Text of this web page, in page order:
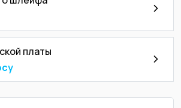
платы